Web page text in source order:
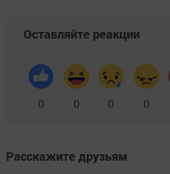
Оставляйте реакции
0 0 0 0
Расскажите друзьям